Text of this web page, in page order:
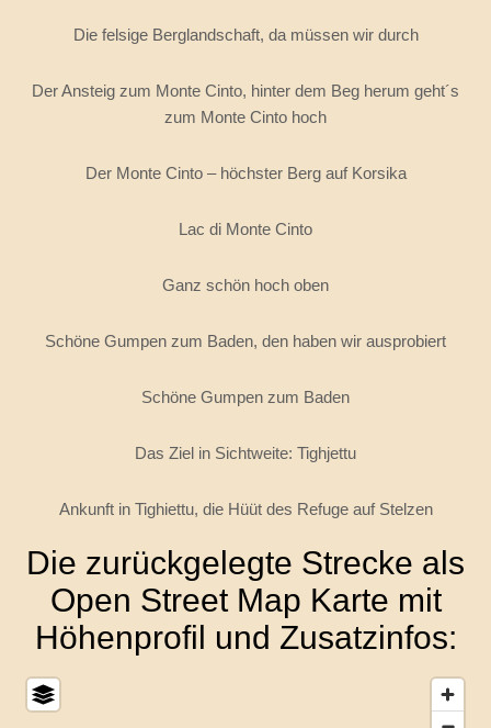
Die felsige Berglandschaft, da müssen wir durch
Der Ansteig zum Monte Cinto, hinter dem Beg herum geht´s
zum Monte Cinto hoch
Der Monte Cinto – höchster Berg auf Korsika
Lac di Monte Cinto
Ganz schön hoch oben
Schöne Gumpen zum Baden, den haben wir ausprobiert
Schöne Gumpen zum Baden
Das Ziel in Sichtweite: Tighjettu
Ankunft in Tighiettu, die Hüüt des Refuge auf Stelzen
Die zurückgelegte Strecke als
Open Street Map Karte mit
Höhenprofil und Zusatzinfos: